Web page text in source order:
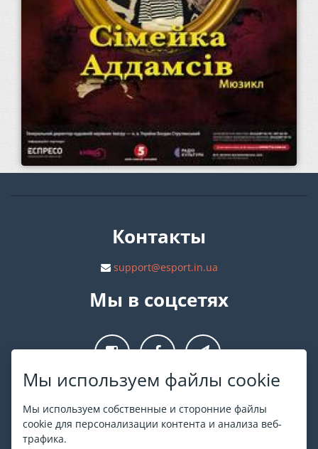
Мы используем файлы cookie
Мы используем собственные и сторонние файлы
cookie для персонализации контента и анализа веб-
трафика.
Контакты
support@esport.in.ua
Мы в соцсетях
О ESPORT.in.ua
На ESPORT.in.ua представлена афиша Киева и других
городов Украины. Все билеты продаются официально. Мы